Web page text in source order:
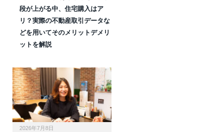
段が上がる中、住宅購入はア
リ？実際の不動産取引データな
どを用いてそのメリットデメリ
ットを解説
2026年7月8日